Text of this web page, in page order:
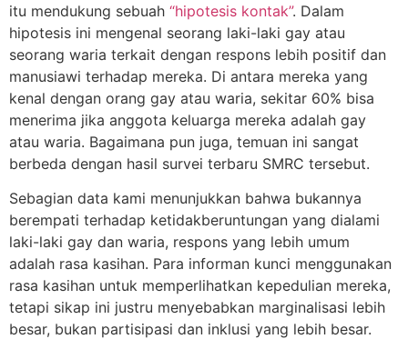
itu mendukung sebuah “hipotesis kontak”. Dalam
hipotesis ini mengenal seorang laki-laki gay atau
seorang waria terkait dengan respons lebih positif dan
manusiawi terhadap mereka. Di antara mereka yang
kenal dengan orang gay atau waria, sekitar 60% bisa
menerima jika anggota keluarga mereka adalah gay
atau waria. Bagaimana pun juga, temuan ini sangat
berbeda dengan hasil survei terbaru SMRC tersebut.
Sebagian data kami menunjukkan bahwa bukannya
berempati terhadap ketidakberuntungan yang dialami
laki-laki gay dan waria, respons yang lebih umum
adalah rasa kasihan. Para informan kunci menggunakan
rasa kasihan untuk memperlihatkan kepedulian mereka,
tetapi sikap ini justru menyebabkan marginalisasi lebih
besar, bukan partisipasi dan inklusi yang lebih besar.